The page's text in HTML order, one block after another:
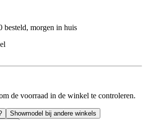
besteld, morgen in huis
de voorraad in de winkel te controleren.
Showmodel bij andere winkels